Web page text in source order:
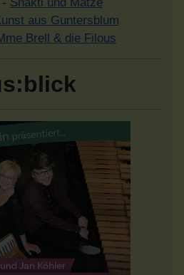
Shakti und Matze
aus Guntersblum
Brell & die Filous